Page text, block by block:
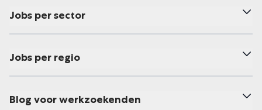
Jobs per sector
Jobs per regio
Blog voor werkzoekenden